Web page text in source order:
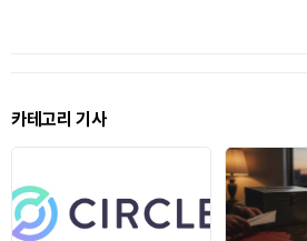
카테고리 기사